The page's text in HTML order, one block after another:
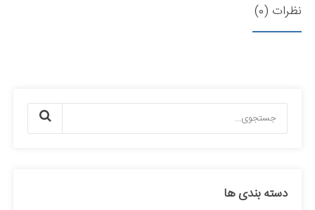
نظرات (0)
دسته بندی ها